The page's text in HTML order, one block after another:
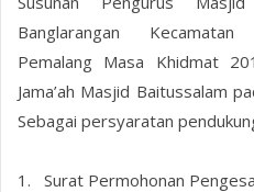
Banglarangan
Pemalang Masa Khidmat
Jama’ah Masjid Baitussalam
Sebagai persyaratan
1. Surat Permohonan